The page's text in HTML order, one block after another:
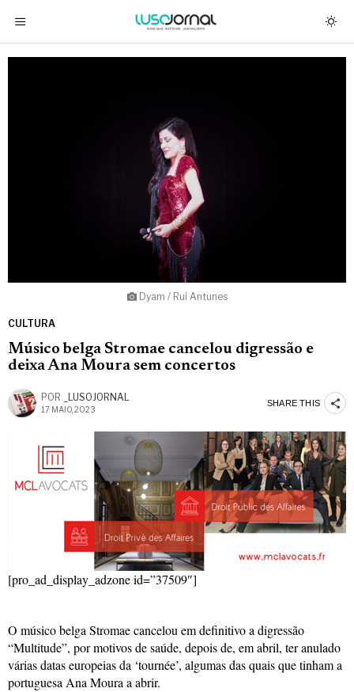
Dyam / Rui Antunes
CULTURA
Músico belga Stromae cancelou digressão e
deixa Ana Moura sem concertos
POR _LUSOJORNAL
17 MAIO, 2023
SHARE THIS
[pro_ad_display_adzone id=”37509″]
O músico belga Stromae cancelou em definitivo a digressão
“Multitude”, por motivos de saúde, depois de, em abril, ter anulado
várias datas europeias da ‘tournée’, algumas das quais que tinham a
portuguesa Ana Moura a abrir.